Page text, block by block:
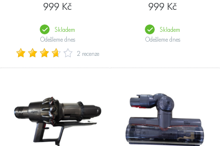
999 Kč
Skladem
Odešleme dnes
2 recenze
999 Kč
Skladem
Odešleme dnes